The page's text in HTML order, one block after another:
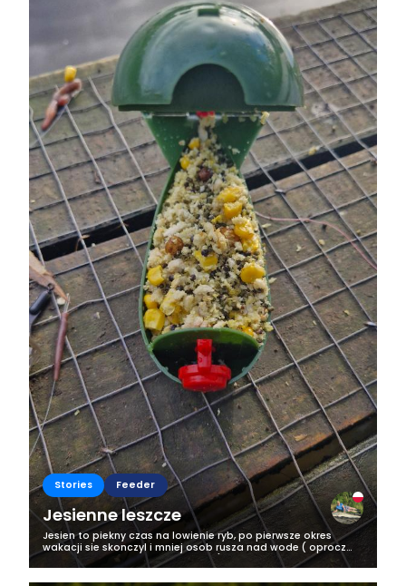
Stories Feeder
Jesienne leszcze
Jesien to piekny czas na lowienie ryb, po pierwsze okres
wakacji sie skonczyl i mniej osob rusza nad wode ( oprocz
zapalonych wedkarzy oczywiscie;), po drugie ryby ciagle
zeruja i zwiekszaj swoja...